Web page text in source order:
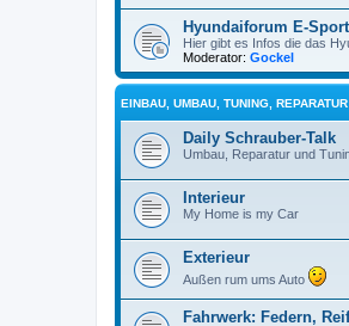
Hyundaiforum E-
Hier gibt es Infos die das
Moderator: Gockel
EINBAU, UMBAU, TUNING, REPARATUR
Daily Schrauber-Talk
Umbau, Reparatur und
Interieur
My Home is my Car
Exterieur
Außen rum ums Auto
Fahrwerk: Federn,